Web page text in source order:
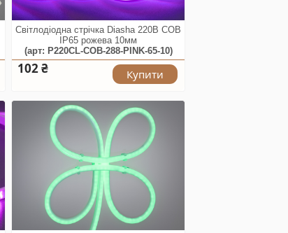
Світлодіодна стрічка Diasha 220В COB
IP65 рожева 10мм
(арт: P220CL-COB-288-PINK-65-10)
102 ₴ Купити